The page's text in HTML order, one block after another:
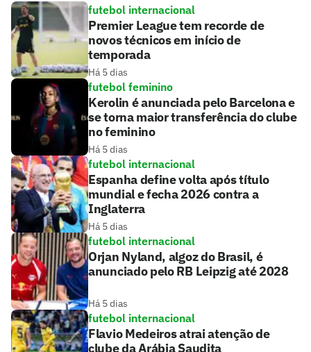
futebol internacional
Premier League tem recorde de
novos técnicos em início de
temporada
Há 5 dias
futebol feminino
Kerolin é anunciada pelo Barcelona e
se torna maior transferência do clube
no feminino
Há 5 dias
futebol internacional
Espanha define volta após título
mundial e fecha 2026 contra a
Inglaterra
Há 5 dias
futebol internacional
Orjan Nyland, algoz do Brasil, é
anunciado pelo RB Leipzig até 2028
Há 5 dias
futebol internacional
Flavio Medeiros atrai atenção de
clube da Arábia Saudita